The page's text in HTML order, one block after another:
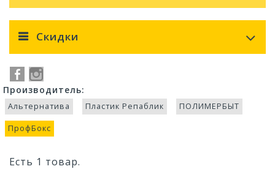
Скидки
Производитель:
Альтернатива Пластик Репаблик ПОЛИМЕРБЫТ
ПрофБокс
Есть 1 товар.